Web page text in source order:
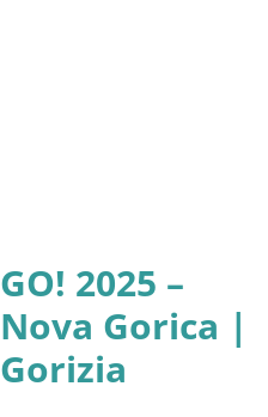
GO! 2025 –
Nova Gorica |
Gorizia